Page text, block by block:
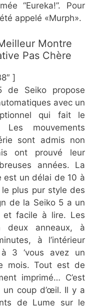
“Eureka!”. Pour
appelé «Murph».
Montre
Pas Chère
]
de Seiko propose
avec un
qui fait le
mouvements
sont admis non
ont prouvé leur
années. La
est un délai de 10 à
le plus pur style des
de la Seiko 5 a un
et facile à lire. Les
deux anneaux, à
à l’intérieur
3 ‘vous avez un
mois. Tout est de
imprimé… C’est
coup d’œil. Il y a
de Lume sur le